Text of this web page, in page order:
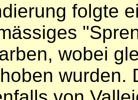
folgte
wobei
wurden.